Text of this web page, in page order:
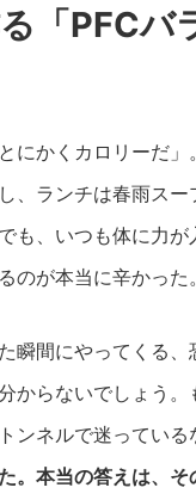
「PFC
にかくカロリーだ
、ランチは春雨ス
も、いつも体に力
のが本当に辛かった。
瞬間にやってくる
からないでしょう
ンネルで迷っている
。本当の答えは、そ